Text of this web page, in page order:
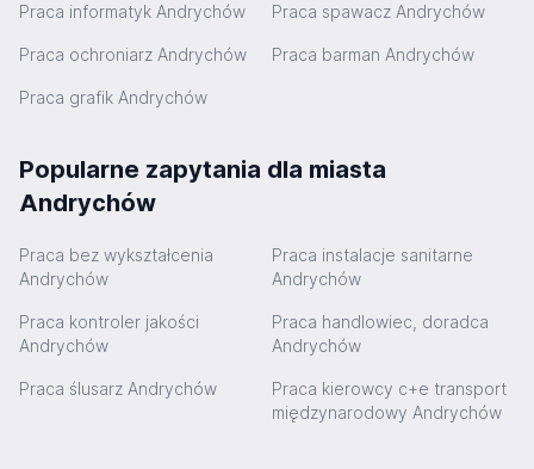
Praca informatyk Andrychów Praca spawacz Andrychów
Praca ochroniarz Andrychów Praca barman Andrychów
Praca grafik Andrychów
Popularne zapytania dla miasta
Andrychów
Praca bez wykształcenia
Andrychów
Praca instalacje sanitarne
Andrychów
Praca kontroler jakości
Andrychów
Praca handlowiec, doradca
Andrychów
Praca ślusarz Andrychów
Praca kierowcy c+e transport
międzynarodowy Andrychów